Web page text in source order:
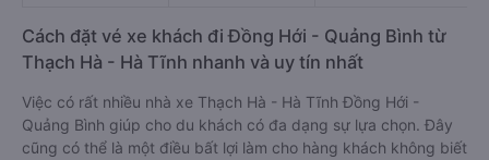
Cách đặt vé xe khách đi Đồng Hới - Quảng Bình từ
Thạch Hà - Hà Tĩnh nhanh và uy tín nhất
Việc có rất nhiều nhà xe Thạch Hà - Hà Tĩnh Đồng Hới -
Quảng Bình giúp cho du khách có đa dạng sự lựa chọn. Đây
cũng có thể là một điều bất lợi làm cho hàng khách không biết